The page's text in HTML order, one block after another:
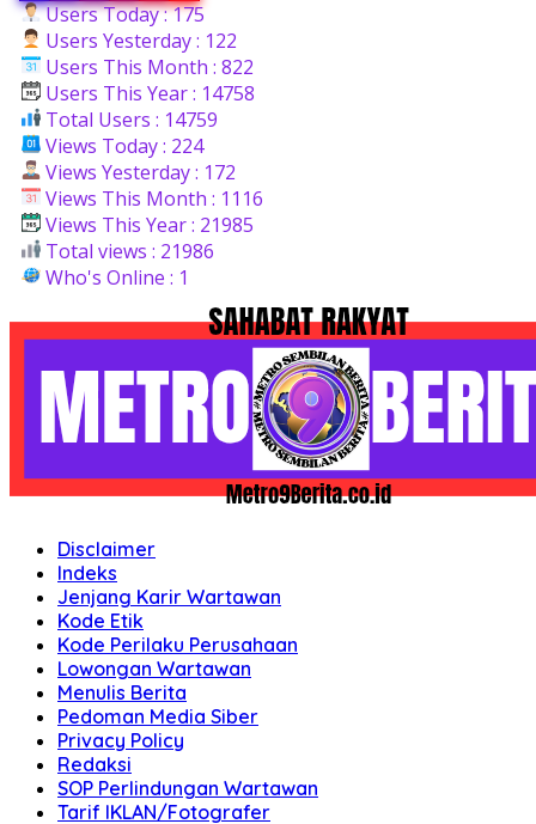
Users Today : 175
Users Yesterday : 122
Users This Month : 822
Users This Year : 14758
Total Users : 14759
Views Today : 224
Views Yesterday : 172
Views This Month : 1116
Views This Year : 21985
Total views : 21986
Who's Online : 1
Disclaimer
Indeks
Jenjang Karir Wartawan
Kode Etik
Kode Perilaku Perusahaan
Lowongan Wartawan
Menulis Berita
Pedoman Media Siber
Privacy Policy
Redaksi
SOP Perlindungan Wartawan
Tarif IKLAN/Fotografer